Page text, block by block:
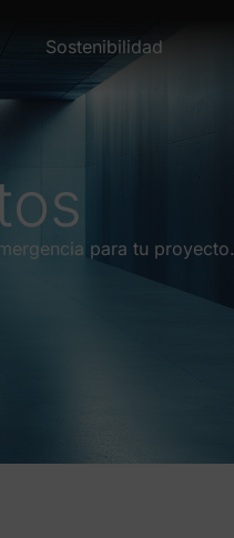
Sostenibilidad
para tu proyecto.